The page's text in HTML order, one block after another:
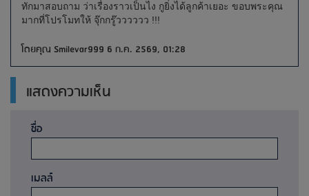
ทักมาสอบถาม ว่าเรื่องราวเป็นไง กูยิ่งได้ลูกค้าเยอะ ขอบพระคุณ
มากที่โปรโมทให้ จุ๊กกรู๊วววววว !!!
โดยคุณ Smilevar999 6 ก.ค. 2569, 01:28
แสดงความเห็น
ชื่อ
เมลล์